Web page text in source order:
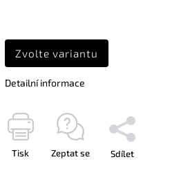
Zvolte variantu
Detailní informace
Tisk Zeptat se Sdílet